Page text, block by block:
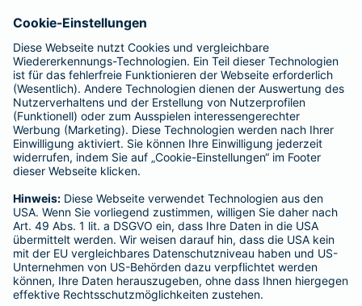
Barmenia ist Teil der BarmeniaGothaer
BELIEBTE SEITEN
Kranken-Zusatzversicherung
Tierversicherungen
Haftpflichtversicherung
Hausratversicherung
Adresse ändern
Schaden melden
Kilometerstandsmeldung
Serviceübersicht